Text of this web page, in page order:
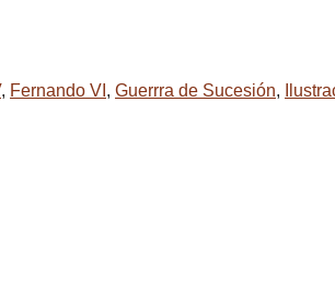
, Fernando VI , Guerrra de Sucesión,